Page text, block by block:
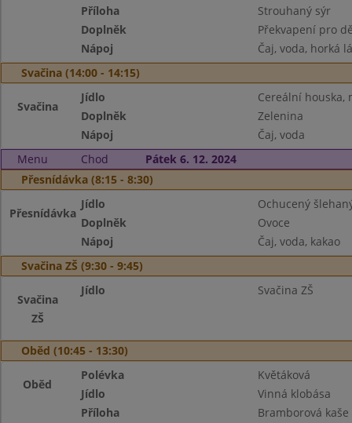
Příloha
Strouhaný sýr
Doplněk
Překvapení pro
Nápoj
Čaj, voda, horká
Svačina (14:00 - 14:15)
Svačina
Jídlo
Cereální houska,
Doplněk
Zelenina
Nápoj
Čaj, voda
Menu
Chod
Pátek 6. 12. 2024
Přesnídávka (8:15 - 8:30)
Přesnídávka
Jídlo
Ochucený
Doplněk
Ovoce
Nápoj
Čaj, voda, kakao
Svačina ZŠ (9:30 - 9:45)
Svačina
ZŠ
Jídlo Svačina ZŠ
Oběd (10:45 - 13:30)
Oběd
Polévka
Květáková
Jídlo
Vinná klobása
Příloha
Bramborová kaše